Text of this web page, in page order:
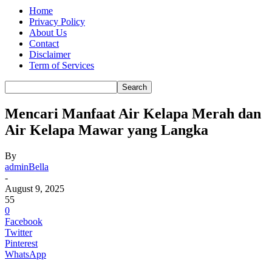
Home
Privacy Policy
About Us
Contact
Disclaimer
Term of Services
Mencari Manfaat Air Kelapa Merah dan
Air Kelapa Mawar yang Langka
By
adminBella
-
August 9, 2025
55
0
Facebook
Twitter
Pinterest
WhatsApp